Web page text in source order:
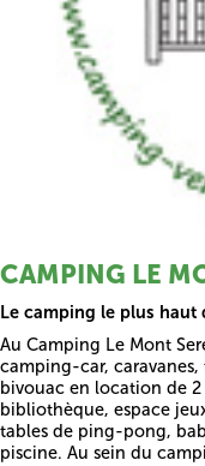
CAMPING LE
Le camping le plus haut
Au Camping Le Mont
camping-car,
bivouac en location de 2
bibliothèque, espace
tables de ping-pong,
piscine. Au sein du